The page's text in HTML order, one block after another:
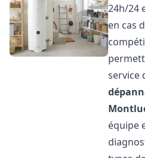
24h/24
en cas
service
équipe